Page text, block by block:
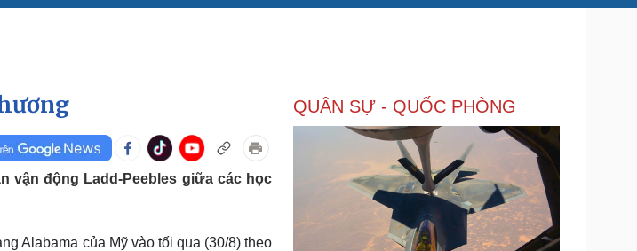
Infographic
Chứng khoán
Giá cà phê
Ô tô - Xe máy
Tư vấn
Doanh nghiệp
Doanh nghiệp 24h
Doanh nhân
Công nghệ
Sành điệu
Tin Công nghệ
Trải nghiệm
vận động Ladd-Peebles giữa các học
Alabama của Mỹ vào tối qua (30/8) theo
QUÂN SỰ - QUỐC PHÒNG